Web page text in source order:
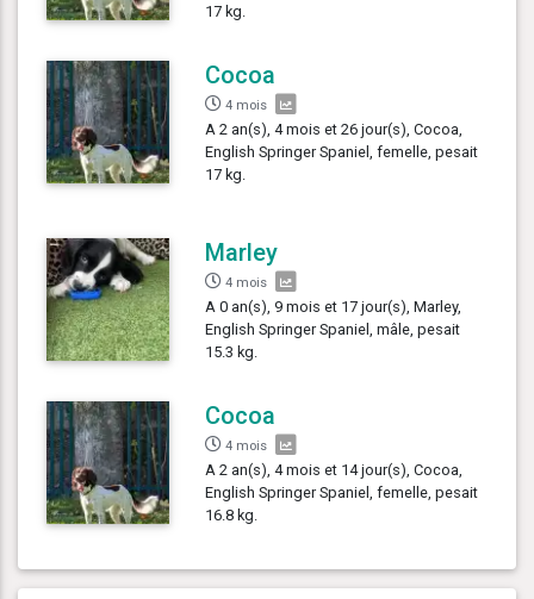
17 kg.
Cocoa
4 mois
A 2 an(s), 4 mois et 26 jour(s), Cocoa,
English Springer Spaniel, femelle, pesait
17 kg.
Marley
4 mois
A 0 an(s), 9 mois et 17 jour(s), Marley,
English Springer Spaniel, mâle, pesait
15.3 kg.
Cocoa
4 mois
A 2 an(s), 4 mois et 14 jour(s), Cocoa,
English Springer Spaniel, femelle, pesait
16.8 kg.